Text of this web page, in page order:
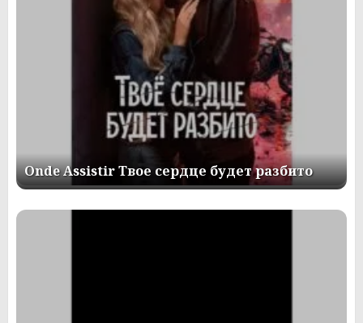
Onde Assistir Твое сердце будет разбито